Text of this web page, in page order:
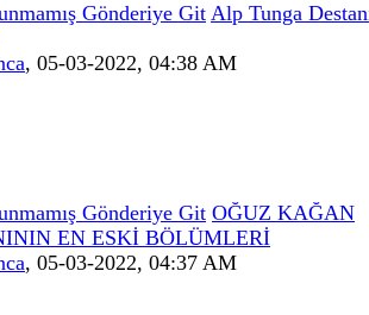
Alp Tunga
, 05-03-2022, 04:38 AM
OĞUZ KAĞAN
EN ESKİ BÖLÜMLERİ
, 05-03-2022, 04:37 AM